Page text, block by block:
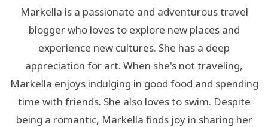
Markella is a passionate and adventurous travel
blogger who loves to explore new places and
experience new cultures. She has a deep
appreciation for art. When she's not traveling,
Markella enjoys indulging in good food and spending
time with friends. She also loves to swim. Despite
being a romantic, Markella finds joy in sharing her